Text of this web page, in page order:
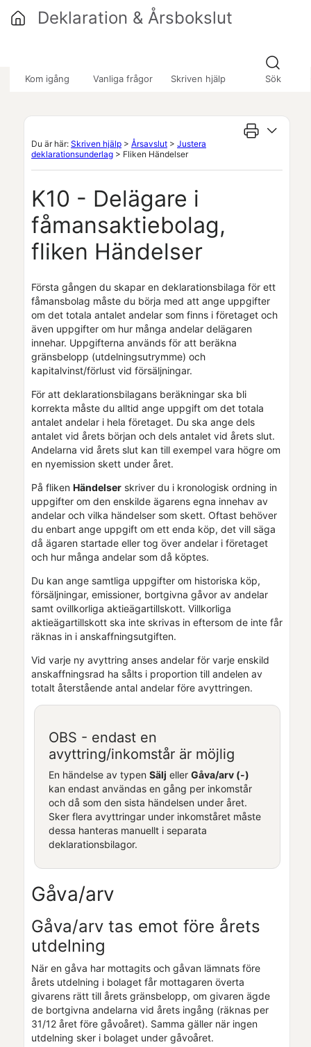
Hoppa över till huvudinnehåll
Kom igång Vanliga frågor Skriven hjälp Sök
Deklaration & Årsbokslut
Du är här: Skriven hjälp > Årsavslut > Justera
deklarationsunderlag > Fliken Händelser
K10 - Delägare i
fåmansaktiebolag,
fliken Händelser
Första gången du skapar en deklarationsbilaga för ett
fåmansbolag måste du börja med att ange uppgifter
om det totala antalet andelar som finns i företaget och
även uppgifter om hur många andelar delägaren
innehar. Uppgifterna används för att beräkna
gränsbelopp (utdelningsutrymme) och
kapitalvinst/förlust vid försäljningar.
För att deklarationsbilagans beräkningar ska bli
korrekta måste du alltid ange uppgift om det totala
antalet andelar i hela företaget. Du ska ange dels
antalet vid årets början och dels antalet vid årets slut.
Andelarna vid årets slut kan till exempel vara högre om
en nyemission skett under året.
På fliken Händelser skriver du i kronologisk ordning in
uppgifter om den enskilde ägarens egna innehav av
andelar och vilka händelser som skett. Oftast behöver
du enbart ange uppgift om ett enda köp, det vill säga
då ägaren startade eller tog över andelar i företaget
och hur många andelar som då köptes.
Du kan ange samtliga uppgifter om historiska köp,
försäljningar, emissioner, bortgivna gåvor av andelar
samt ovillkorliga aktieägartillskott. Villkorliga
aktieägartillskott ska inte skrivas in eftersom de inte får
räknas in i anskaffningsutgiften.
Vid varje ny avyttring anses andelar för varje enskild
anskaffningsrad ha sålts i proportion till andelen av
totalt återstående antal andelar före avyttringen.
OBS - endast en
avyttring/inkomstår är möjlig
En händelse av typen Sälj eller Gåva/arv (-)
kan endast användas en gång per inkomstår
och då som den sista händelsen under året.
Sker flera avyttringar under inkomståret måste
dessa hanteras manuellt i separata
deklarationsbilagor.
Gåva/arv
Gåva/arv tas emot före årets
utdelning
När en gåva har mottagits och gåvan lämnats före
årets utdelning i bolaget får mottagaren överta
givarens rätt till årets gränsbelopp, om givaren ägde
de bortgivna andelarna vid årets ingång (räknas per
31/12 året före gåvoåret). Samma gäller när ingen
utdelning sker i bolaget under gåvoåret.